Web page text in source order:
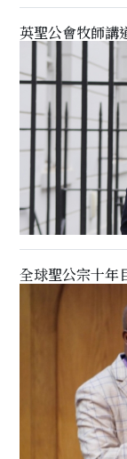
英聖公會牧師講
全球聖公宗十年